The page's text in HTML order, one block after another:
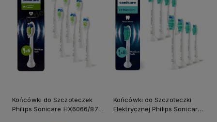
Końcówki do Szczoteczek
Philips Sonicare HX6066/87
Końcówki do Szczoteczki
Elektrycznej Philips Sonicare